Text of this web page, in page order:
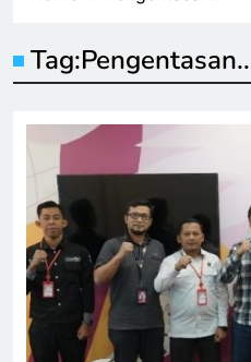
Tag:Pengentasan..